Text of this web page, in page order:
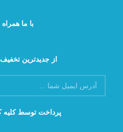
با ما همراه
از جدیدترین
پرداخت توسط کلیه